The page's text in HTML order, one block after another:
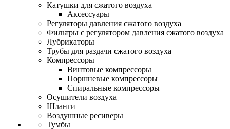
Катушки для сжатого воздуха
Аксессуары
Регуляторы давления сжатого воздуха
Фильтры с регулятором давления сжатого воздуха
Лубрикаторы
Трубы для раздачи сжатого воздуха
Компрессоры
Винтовые компрессоры
Поршневые компрессоры
Спиральные компрессоры
Осушители воздуха
Шланги
Воздушные ресиверы
Тумбы